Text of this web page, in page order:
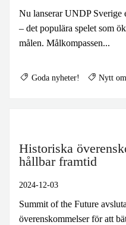
Nu lanserar UNDP Sverige
– det populära spelet som
målen. Målkompassen...
Goda nyheter! Nytt
Historiska
hållbar framtid
2024-12-03
Summit of the Future
överenskommelser för att